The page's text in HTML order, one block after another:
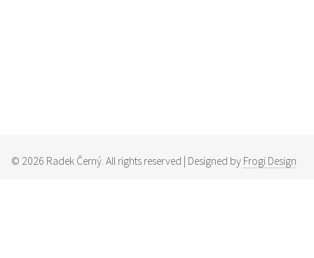
© 2026 Radek Černý. All rights reserved | Designed by Frogi Design